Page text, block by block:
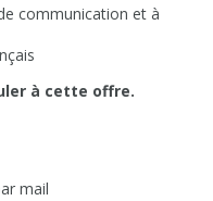
communication et à
à cette offre.
mail